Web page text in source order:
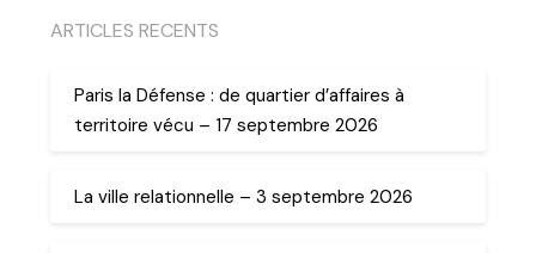
ARTICLES RECENTS
Paris la Défense : de quartier d’affaires à
territoire vécu – 17 septembre 2026
La ville relationnelle – 3 septembre 2026